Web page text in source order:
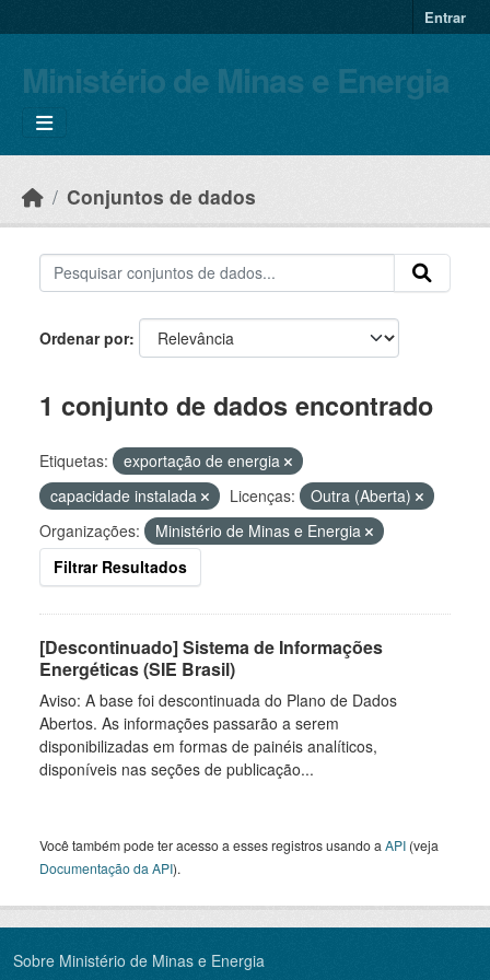
Entrar
Ministério de Minas e Energia
Conjuntos de dados
Ordenar por
1 conjunto de dados encontrado
Etiquetas:
exportação de energia
capacidade instalada
Licenças:
Outra (Aberta)
Organizações:
Ministério de Minas e Energia
Filtrar Resultados
[Descontinuado] Sistema de Informações
Energéticas (SIE Brasil)
Aviso: A base foi descontinuada do Plano de Dados
Abertos. As informações passarão a serem
disponibilizadas em formas de painéis analíticos,
disponíveis nas seções de publicação...
Você também pode ter acesso a esses registros usando a API (veja
Documentação da API).
Sobre Ministério de Minas e Energia